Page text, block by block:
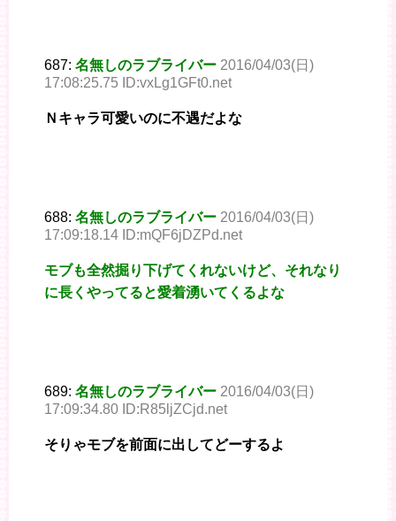
687: 名無しのラブライバー 2016/04/03(日)
17:08:25.75 ID:vxLg1GFt0.net
Ｎキャラ可愛いのに不遇だよな
688: 名無しのラブライバー 2016/04/03(日)
17:09:18.14 ID:mQF6jDZPd.net
モブも全然掘り下げてくれないけど、それなり
に長くやってると愛着湧いてくるよな
689: 名無しのラブライバー 2016/04/03(日)
17:09:34.80 ID:R85ljZCjd.net
そりゃモブを前面に出してどーするよ